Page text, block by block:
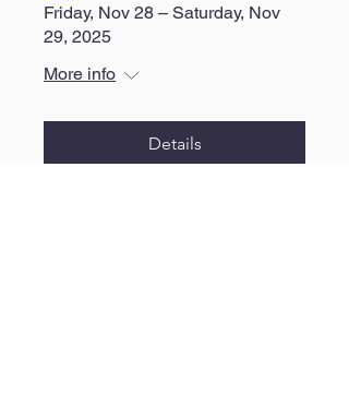
Friday, Nov 28 – Saturday, Nov
29, 2025
More info
Details